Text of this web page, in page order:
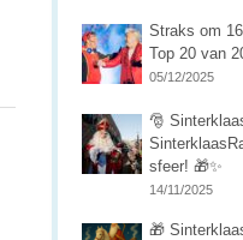
Straks om
Top 20 van
05/12/2025
🎅
sfeer! 🎁✨
14/11/2025
🎁